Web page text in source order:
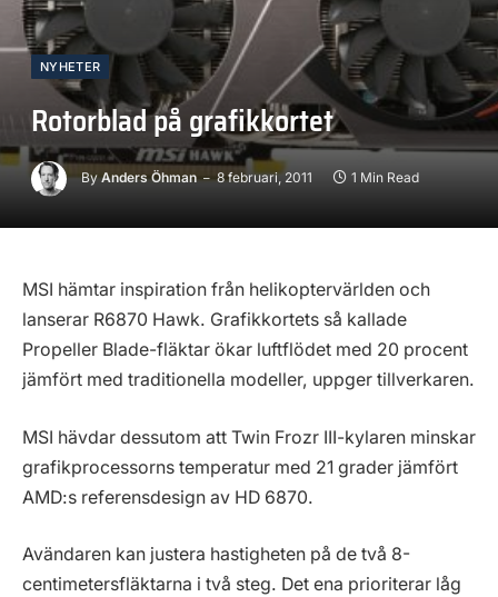
NYHETER
Rotorblad på grafikkortet
By Anders Öhman 8 februari, 2011 1 Min Read
MSI hämtar inspiration från helikoptervärlden och
lanserar R6870 Hawk. Grafikkortets så kallade
Propeller Blade-fläktar ökar luftflödet med 20 procent
jämfört med traditionella modeller, uppger tillverkaren.
MSI hävdar dessutom att Twin Frozr III-kylaren minskar
grafikprocessorns temperatur med 21 grader jämfört
AMD:s referensdesign av HD 6870.
Avändaren kan justera hastigheten på de två 8-
centimetersfläktarna i två steg. Det ena prioriterar låg